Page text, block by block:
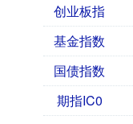
创业板指
基金指数
国债指数
期指IC0